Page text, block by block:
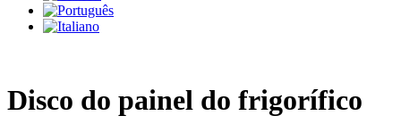
Disco do painel do frigorífico